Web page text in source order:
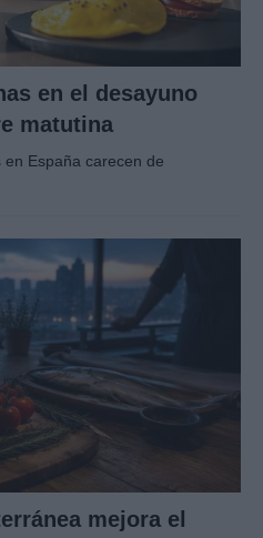
en el desayuno
matutina
España carecen de
mejora el